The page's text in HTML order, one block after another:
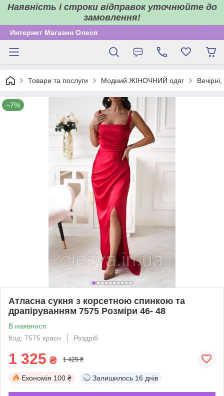
Наявність і строки відправок уточнюйте до
замовлення!
Интернет Магазин Олеся
Товари та послуги Модний ЖІНОЧНИЙ одяг
–7%
Атласна сукня з корсетною спинкою та
драпіруванням 7575 Розміри 46- 48
В наявності
Код: 7575 красн
Роздріб
1 325 ₴ 1 425 ₴
Економія 100 ₴ Залишилось 16 днів